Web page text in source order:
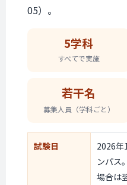
05）。
5学科
すべてで実施
若干名
募集人員 （学科ごと）
試験日
2026年
ンパス
場合は